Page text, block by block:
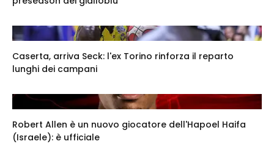
Caserta, arriva Seck: l'ex Torino rinforza il reparto
lunghi dei campani
Robert Allen è un nuovo giocatore dell'Hapoel Haifa
(Israele): è ufficiale